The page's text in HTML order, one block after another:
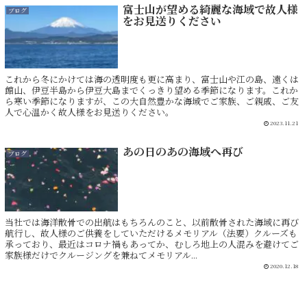
ブログ 富士山が望める綺麗な海域で故人様
をお見送りください
これから冬にかけては海の透明度も更に高まり、富士山や江の島、遠くは
館山、伊豆半島から伊豆大島までくっきり望める季節になります。これか
ら寒い季節になりますが、この大自然豊かな海域でご家族、ご親戚、ご友
人で心温かく故人様をお見送りください。
2023.11.21
ブログ あの日のあの海域へ再び
当社では海洋散骨での出航はもちろんのこと、以前散骨された海域に再び
航行し、故人様のご供養をしていただけるメモリアル（法要）クルーズも
承っており、最近はコロナ禍もあってか、むしろ地上の人混みを避けてご
家族様だけでクルージングを兼ねてメモリアル...
2020.12.18